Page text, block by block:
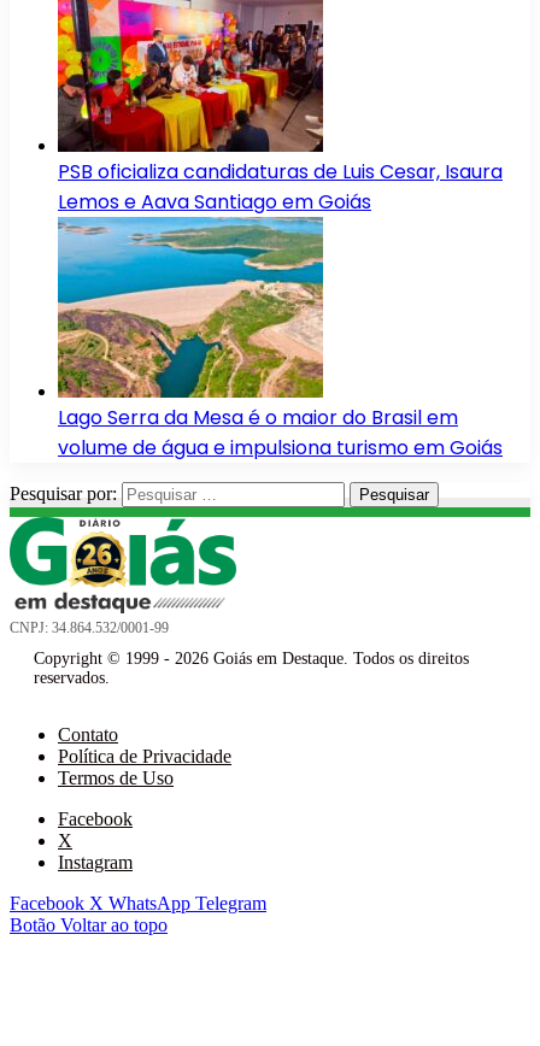
PSB oficializa candidaturas de Luis Cesar, Isaura
Lemos e Aava Santiago em Goiás
Lago Serra da Mesa é o maior do Brasil em
volume de água e impulsiona turismo em Goiás
Pesquisar por:
CNPJ: 34.864.532/0001-99
Copyright © 1999 - 2026 Goiás em Destaque. Todos os direitos
reservados.
Contato
Política de Privacidade
Termos de Uso
Facebook
X
Instagram
Facebook X WhatsApp Telegram
Botão Voltar ao topo